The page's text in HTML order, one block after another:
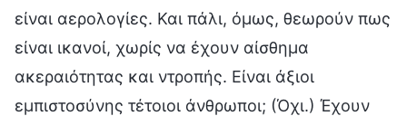
είναι αερολογίες. Και πάλι, όμως, θεωρούν πως
είναι ικανοί, χωρίς να έχουν αίσθημα
ακεραιότητας και ντροπής. Είναι άξιοι
εμπιστοσύνης τέτοιοι άνθρωποι; (Όχι.) Έχουν